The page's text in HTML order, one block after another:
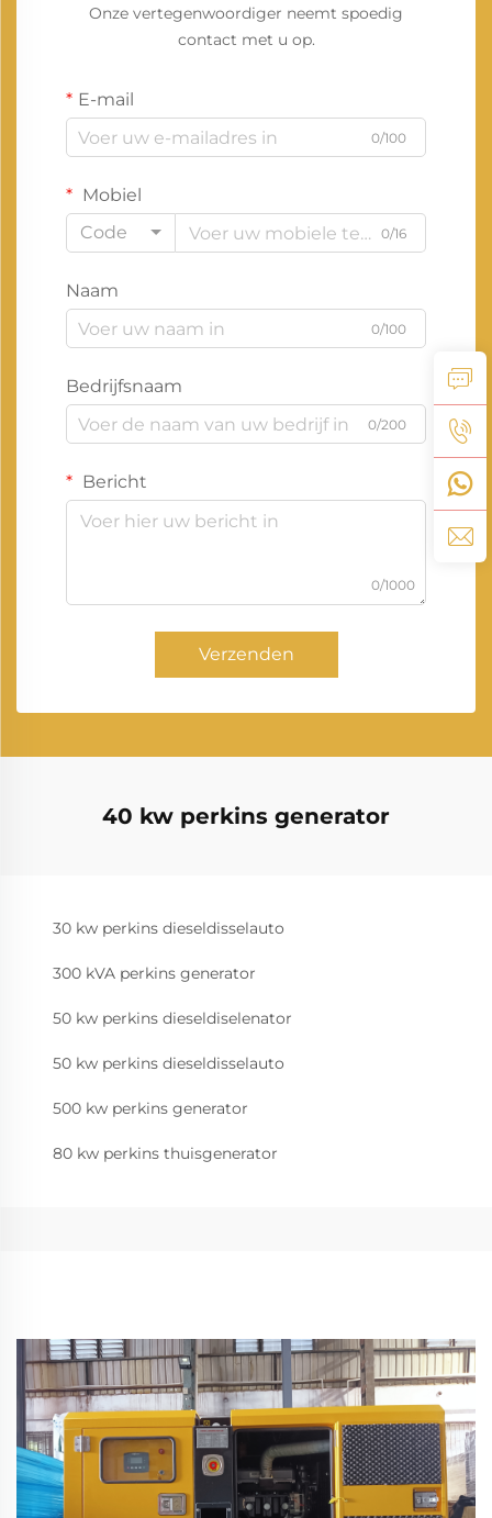
Onze vertegenwoordiger neemt spoedig
contact met u op.
E-mail
0/100
Mobiel
Code
0/16
Naam
0/100
Bedrijfsnaam
0/200
Bericht
0/1000
Verzenden
40 kw perkins generator
30 kw perkins dieseldisselauto
300 kVA perkins generator
50 kw perkins dieseldiselenator
50 kw perkins dieseldisselauto
500 kw perkins generator
80 kw perkins thuisgenerator